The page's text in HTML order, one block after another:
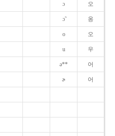
ɔ 오
ɔ̃ 옹
o 오
u 우
ə** 어
ɚ 어